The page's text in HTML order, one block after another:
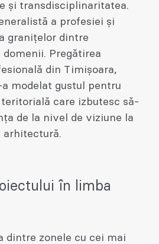
și transdisciplinaritatea.
a profesiei și
granițelor dintre
Pregătirea
din Timișoara,
modelat gustul pentru
care izbutesc să-
de la nivel de viziune la
arhitectură.
în limba
dintre zonele cu cei mai